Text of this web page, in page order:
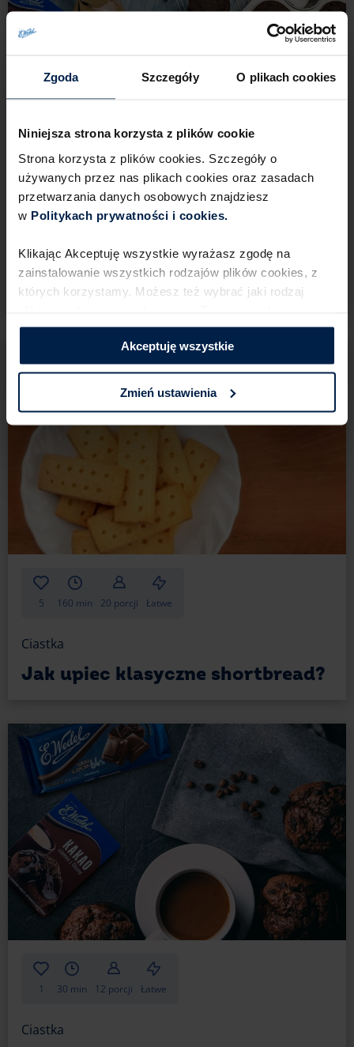
Zgoda Szczegóły O plikach cookies
Niniejsza strona korzysta z plików cookie
Strona korzysta z plików cookies. Szczegóły o
używanych przez nas plikach cookies oraz zasadach
przetwarzania danych osobowych znajdziesz
w Politykach prywatności i cookies.​ ​
Klikając Akceptuję wszystkie wyrażasz zgodę na
zainstalowanie wszystkich rodzajów plików cookies,​ z
których korzystamy. Możesz też wybrać jaki rodzaj
klikając Zmień ustawienia.​ ​
Akceptuję wszystkie
Zmień ustawienia
6 25 min 12 porcji Łatwe
Szybkie muffinki czekoladowe
z kremem chałwowym
5 160 min 20 porcji Łatwe
Ciastka
Jak upiec klasyczne shortbread?
1 30 min 12 porcji Łatwe
Ciastka